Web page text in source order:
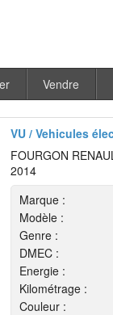
Vendre
VU / Vehicules
FOURGON
2014
Marque :
Modèle :
Genre :
DMEC :
Energie :
Kilométrage :
Couleur :